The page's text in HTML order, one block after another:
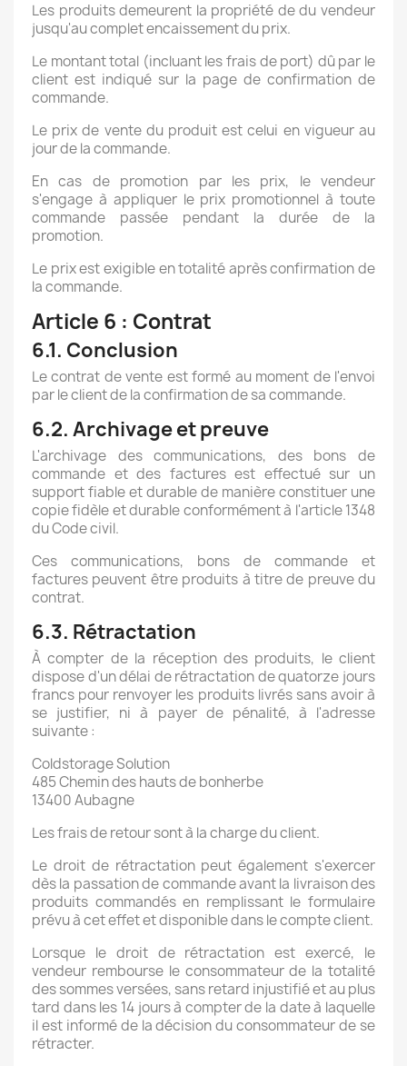
Les produits demeurent la propriété de du vendeur
jusqu'au complet encaissement du prix.
Le montant total (incluant les frais de port) dû par le
client est indiqué sur la page de confirmation de
commande.
Le prix de vente du produit est celui en vigueur au
jour de la commande.
En cas de promotion par les prix, le vendeur
s'engage à appliquer le prix promotionnel à toute
commande passée pendant la durée de la
promotion.
Le prix est exigible en totalité après confirmation de
la commande.
Article 6 : Contrat
6.1. Conclusion
Le contrat de vente est formé au moment de l'envoi
par le client de la confirmation de sa commande.
6.2. Archivage et preuve
L'archivage des communications, des bons de
commande et des factures est effectué sur un
support fiable et durable de manière constituer une
copie fidèle et durable conformément à l'article 1348
du Code civil.
Ces communications, bons de commande et
factures peuvent être produits à titre de preuve du
contrat.
6.3. Rétractation
À compter de la réception des produits, le client
dispose d'un délai de rétractation de quatorze jours
francs pour renvoyer les produits livrés sans avoir à
se justifier, ni à payer de pénalité, à l'adresse
suivante :
Coldstorage Solution
485 Chemin des hauts de bonherbe
13400 Aubagne
Les frais de retour sont à la charge du client.
Le droit de rétractation peut également s'exercer
dès la passation de commande avant la livraison des
produits commandés en remplissant le formulaire
prévu à cet effet et disponible dans le compte client.
Lorsque le droit de rétractation est exercé, le
vendeur rembourse le consommateur de la totalité
des sommes versées, sans retard injustifié et au plus
tard dans les 14 jours à compter de la date à laquelle
il est informé de la décision du consommateur de se
rétracter.